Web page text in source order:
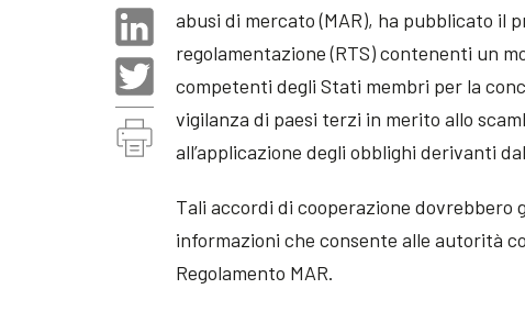
abusi di mercato (MAR), ha pubblicato il
regolamentazione (RTS) contenenti un
competenti degli Stati membri per la
vigilanza di paesi terzi in merito allo
all’applicazione degli obblighi derivanti
Tali accordi di cooperazione
informazioni che consente alle autorità
Regolamento MAR.